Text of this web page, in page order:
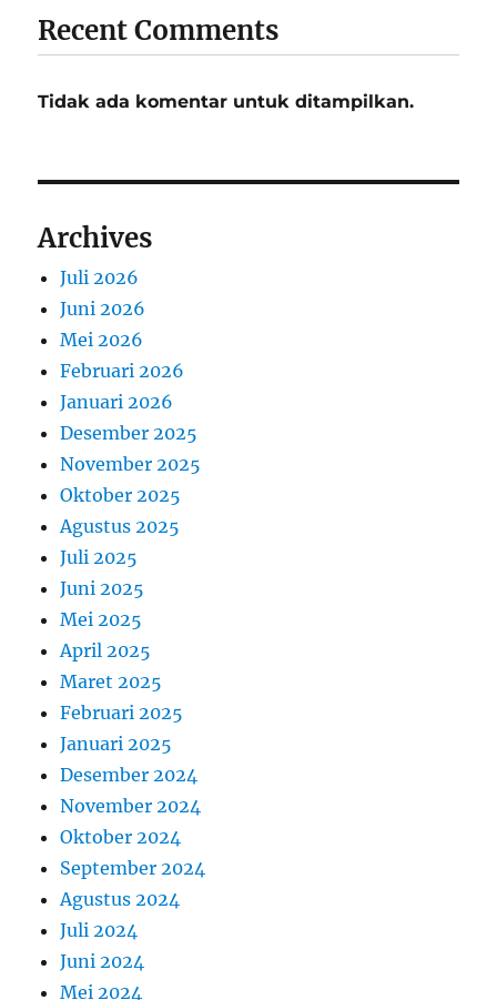
Recent Comments
Tidak ada komentar untuk ditampilkan.
Archives
Juli 2026
Juni 2026
Mei 2026
Februari 2026
Januari 2026
Desember 2025
November 2025
Oktober 2025
Agustus 2025
Juli 2025
Juni 2025
Mei 2025
April 2025
Maret 2025
Februari 2025
Januari 2025
Desember 2024
November 2024
Oktober 2024
September 2024
Agustus 2024
Juli 2024
Juni 2024
Mei 2024